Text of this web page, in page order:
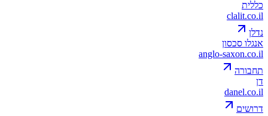
כללית
clalit.co.il
נדלן
אנגלו סכסון
anglo-saxon.co.il
תחבורה
דן
danel.co.il
דרושים